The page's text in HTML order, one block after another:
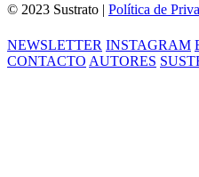
© 2023 Sustrato | Política de
NEWSLETTER INSTAGRAM
CONTACTO AUTORES